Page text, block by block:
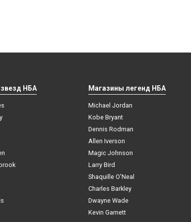
НБА Магазины легенд НБА
Michael Jordan
Kobe Bryant
Dennis Rodman
Allen Iverson
Magic Johnson
Larry Bird
Shaquille O'Neal
Charles Barkley
Dwayne Wade
Kevin Garnett